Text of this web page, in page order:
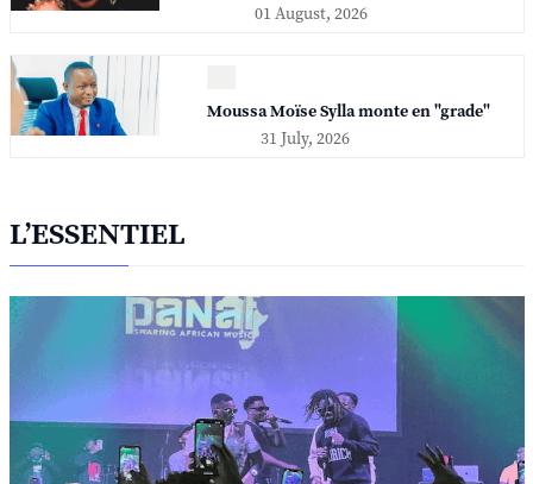
01 August, 2026
Moussa Moïse Sylla monte en "grade"
31 July, 2026
L’ESSENTIEL